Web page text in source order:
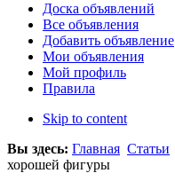
Доска объявлений
Все объявления
Добавить объявление
Мои объявления
Мой профиль
Правила
Skip to content
Вы здесь: Главная Статьи
хорошей фигуры